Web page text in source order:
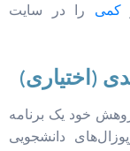
کمی را در سایت
(اختیاری)
خود یک برنامه
دانشجویی